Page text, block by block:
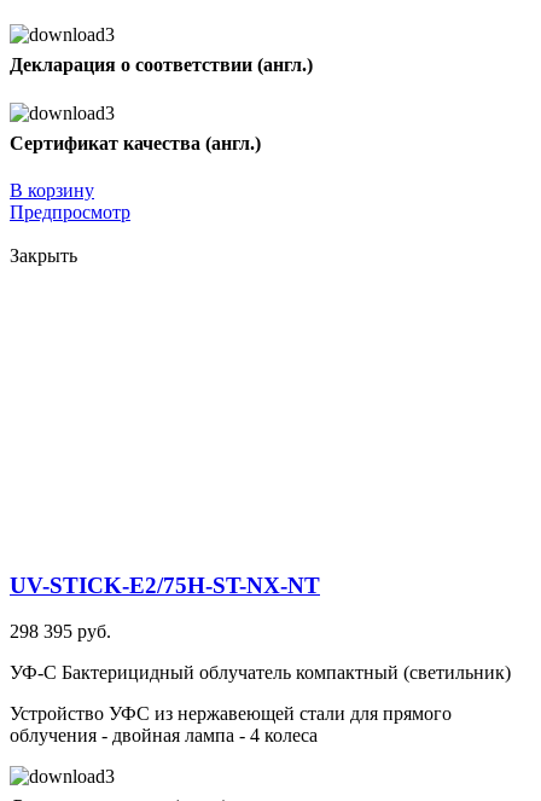
Декларация о соответствии (англ.)
Сертификат качества (англ.)
В корзину
Предпросмотр
Закрыть
UV-STICK-E2/75H-ST-NX-NT
298 395 руб.
УФ-С Бактерицидный облучатель компактный (светильник)
Устройство УФС из нержавеющей стали для прямого
облучения - двойная лампа - 4 колеса